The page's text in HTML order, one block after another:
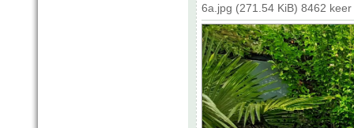
6a.jpg (271.54 KiB) 8462